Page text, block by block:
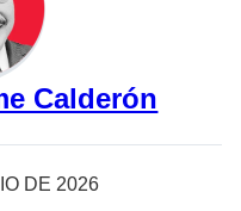
Calderón
DE 2026